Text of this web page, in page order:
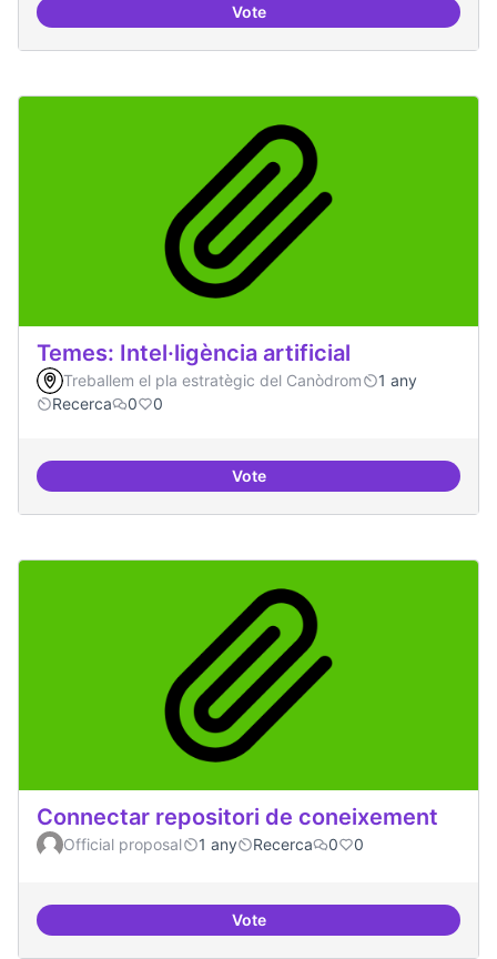
VoteBar obert i dinamitzat
Temes: Intel·ligència artificial
Treballem el pla estratègic del Canòdrom
1 any
Recerca
0 0
VoteTemes: Intel·ligència artificial
Connectar repositori de coneixement
Official proposal 1 any Recerca 0 0
VoteConnectar repositori de